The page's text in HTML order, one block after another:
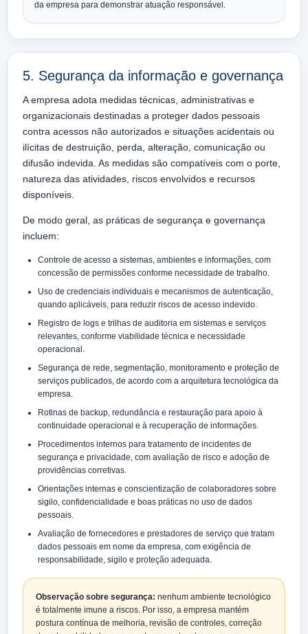
da empresa para demonstrar atuação responsável.
5. Segurança da informação e governança
A empresa adota medidas técnicas, administrativas e
organizacionais destinadas a proteger dados pessoais
contra acessos não autorizados e situações acidentais ou
ilícitas de destruição, perda, alteração, comunicação ou
difusão indevida. As medidas são compatíveis com o porte,
natureza das atividades, riscos envolvidos e recursos
disponíveis.
De modo geral, as práticas de segurança e governança
incluem:
Controle de acesso a sistemas, ambientes e informações, com
concessão de permissões conforme necessidade de trabalho.
Uso de credenciais individuais e mecanismos de autenticação,
quando aplicáveis, para reduzir riscos de acesso indevido.
Registro de logs e trilhas de auditoria em sistemas e serviços
relevantes, conforme viabilidade técnica e necessidade
operacional.
Segurança de rede, segmentação, monitoramento e proteção de
serviços publicados, de acordo com a arquitetura tecnológica da
empresa.
Rotinas de backup, redundância e restauração para apoio à
continuidade operacional e à recuperação de informações.
Procedimentos internos para tratamento de incidentes de
segurança e privacidade, com avaliação de risco e adoção de
providências corretivas.
Orientações internas e conscientização de colaboradores sobre
sigilo, confidencialidade e boas práticas no uso de dados
pessoais.
Avaliação de fornecedores e prestadores de serviço que tratam
dados pessoais em nome da empresa, com exigência de
responsabilidade, sigilo e proteção adequada.
Observação sobre segurança: nenhum ambiente tecnológico
é totalmente imune a riscos. Por isso, a empresa mantém
postura contínua de melhoria, revisão de controles, correção